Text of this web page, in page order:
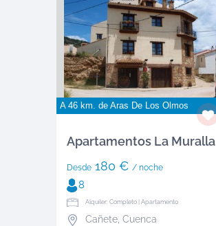
A 46 km. de Aras De Los Olmos
Apartamentos La Muralla
Desde180 € / noche
8
Alquiler: Completo | Apartamento
Cañete, Cuenca